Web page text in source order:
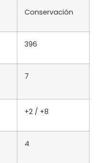
Conservación
396
7
+2 / +8
4